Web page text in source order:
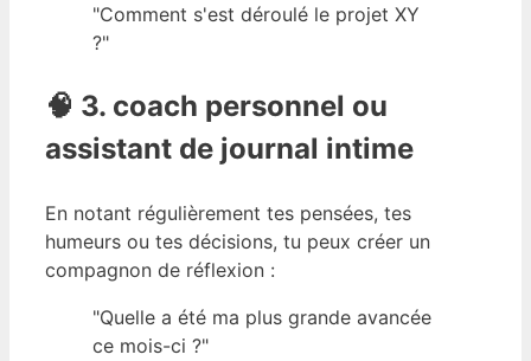
"Comment s'est déroulé le projet XY
?"
🧠 3. coach personnel ou
assistant de journal intime
En notant régulièrement tes pensées, tes
humeurs ou tes décisions, tu peux créer un
compagnon de réflexion :
"Quelle a été ma plus grande avancée
ce mois-ci ?"